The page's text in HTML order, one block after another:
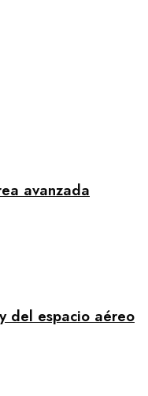
avanzada
del espacio aéreo